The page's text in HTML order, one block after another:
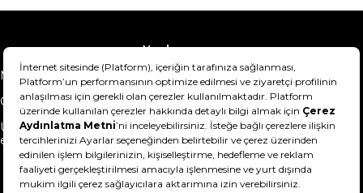
Yardım
Mesafeli Satış Sözleşmesi
Teslimat Bilgisi
Gizlilik Sözleşmesi
Şartlar & Koşullar
Ürünümü nasıl iade
edebilirim?
Hakkımızda